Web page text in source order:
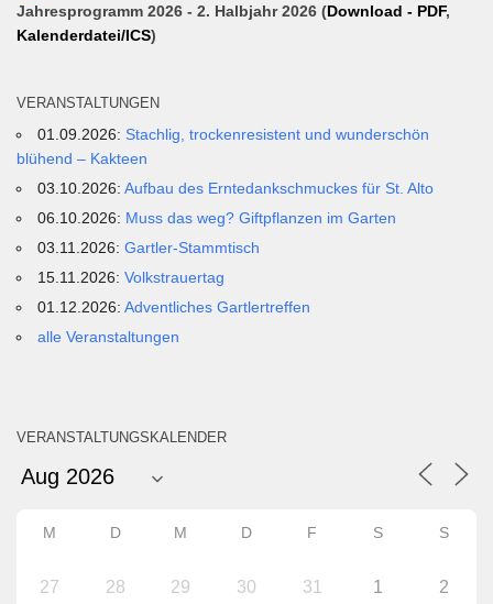
Jahresprogramm 2026 - 2. Halbjahr 2026 (Download - PDF,
Kalenderdatei/ICS)
VERANSTALTUNGEN
01.09.2026: Stachlig, trockenresistent und wunderschön
blühend – Kakteen
03.10.2026:Aufbau des Erntedankschmuckes für St. Alto
06.10.2026: Muss das weg? Giftpflanzen im Garten
03.11.2026:Gartler-Stammtisch
15.11.2026:Volkstrauertag
01.12.2026:Adventliches Gartlertreffen
alle Veranstaltungen
VERANSTALTUNGSKALENDER
M D M D F S S
27 28 29 30 31 1 2